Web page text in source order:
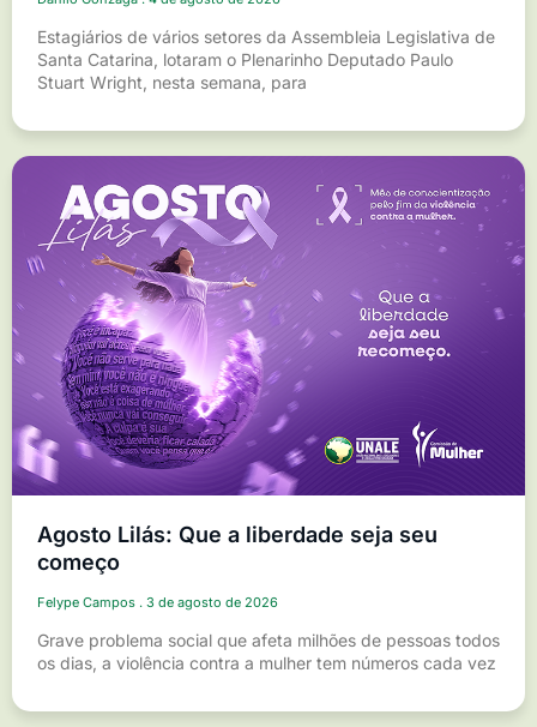
Estagiários de vários setores da Assembleia Legislativa de
Santa Catarina, lotaram o Plenarinho Deputado Paulo
Stuart Wright, nesta semana, para
Agosto Lilás: Que a liberdade seja seu
começo
Felype Campos 3 de agosto de 2026
Grave problema social que afeta milhões de pessoas todos
os dias, a violência contra a mulher tem números cada vez